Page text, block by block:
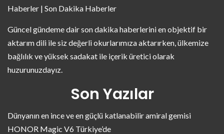
Haberler | Son Dakika Haberler
Güncel gündeme dair son dakika haberlerini en objektif bir
aktarım dili ile siz değerli okurlarımıza aktarırken, ülkemize
bağlılık ve yüksek sadakat ile içerik üretici olarak
huzurunuzdayız.
Son Yazılar
Dünyanın en ince ve en güçlü katlanabilir amiral gemisi
HONOR Magic V6 Türkiye’de